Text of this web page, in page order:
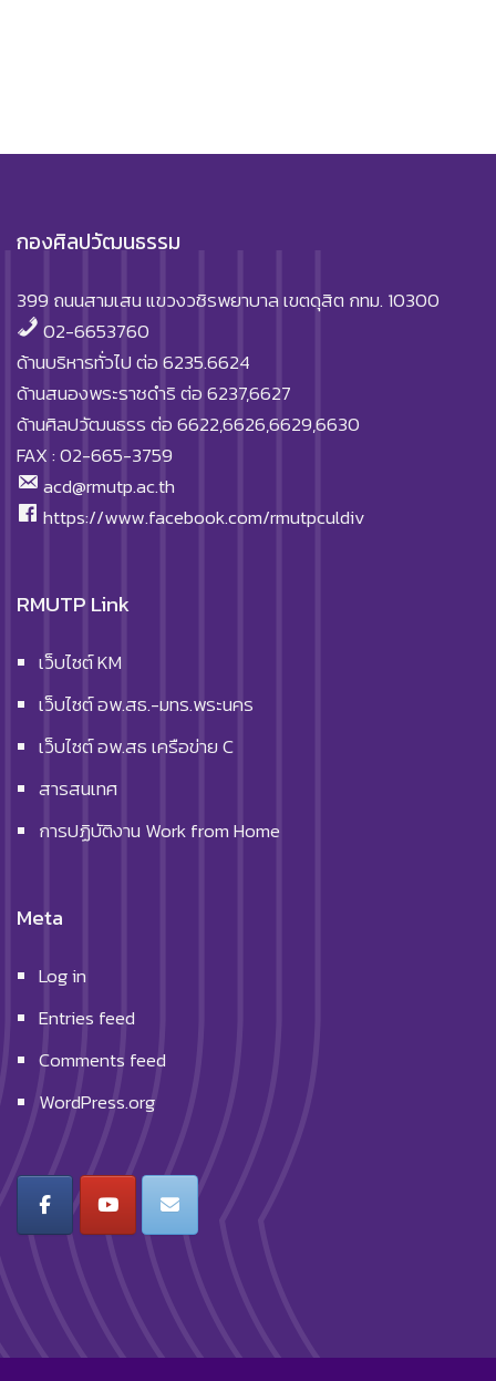
กองศิลปวัฒนธรรม
399 ถนนสามเสน แขวงวชิรพยาบาล เขตดุสิต กทม. 10300
02-6653760
ด้านบริหารทั่วไป ต่อ 6235.6624
ด้านสนองพระราชดำริ ต่อ 6237,6627
ด้านศิลปวัฒนธรร ต่อ 6622,6626,6629,6630
FAX : 02-665-3759
acd@rmutp.ac.th
https://www.facebook.com/rmutpculdiv
RMUTP Link
เว็บไซต์ KM
เว็บไซต์ อพ.สธ.-มทร.พระนคร
เว็บไซต์ อพ.สธ เครือข่าย C
สารสนเทศ
การปฏิบัติงาน Work from Home
Meta
Log in
Entries feed
Comments feed
WordPress.org